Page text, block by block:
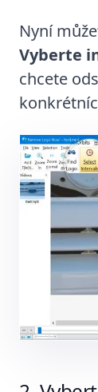
Nyní
Vyberte
chcete